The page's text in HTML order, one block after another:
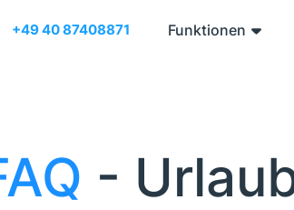
+49 40 87408871 Funktionen
-